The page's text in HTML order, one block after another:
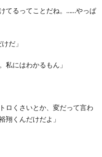
てるってことだね。……やっぱ
だ」
私にはわかるもん」
ロくさいとか、変だって言わ
翔くんだけだよ」